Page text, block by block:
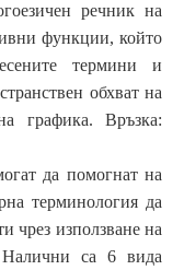
речник на
функции, който
термини и
обхват на
графика. Връзка:
да помогнат на
терминология да
чрез използване на
Налични са 6 вида